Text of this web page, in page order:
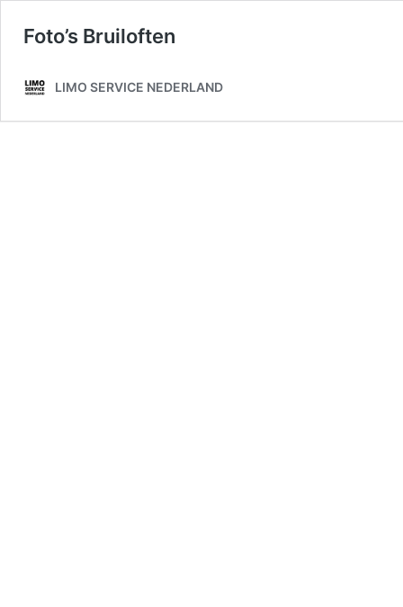
Foto’s Bruiloften
LIMO SERVICE NEDERLAND